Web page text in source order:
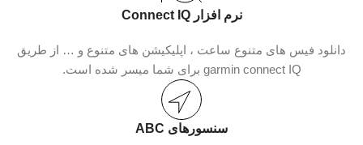
نرم افزار Connect IQ
دانلود فیس های متنوع ساعت ، اپلیکیشن های متنوع و … از طریق
garmin connect IQ برای شما میسر شده است.
سنسورهای ABC